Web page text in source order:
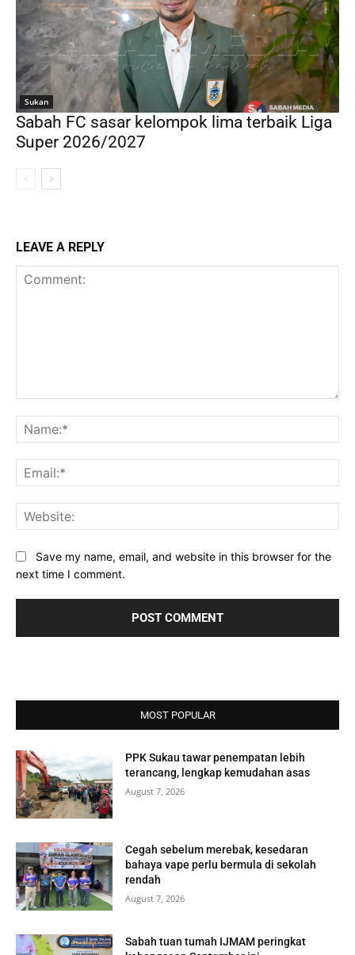
Sukan
Sabah FC sasar kelompok lima terbaik Liga
Super 2026/2027
LEAVE A REPLY
Save my name, email, and website in this browser for the
next time I comment.
MOST POPULAR
PPK Sukau tawar penempatan lebih
terancang, lengkap kemudahan asas
August 7, 2026
Cegah sebelum merebak, kesedaran
bahaya vape perlu bermula di sekolah
rendah
August 7, 2026
Sabah tuan tumah IJMAM peringkat